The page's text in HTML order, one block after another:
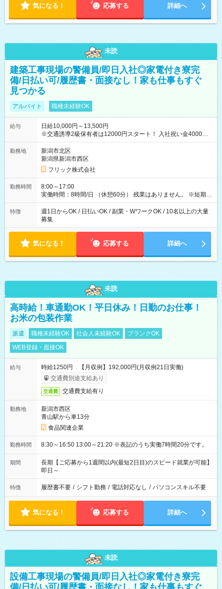
気になる！ 応募する 詳細へ
未読
建築工事現場の警備員/即日入社◎家電付き寮完
備/日払い可/履歴書・面接なし！家も仕事もすぐ
見つかる
アルバイト 職種未経験OK
給与
日給10,000円～13,500円
※交通誘導2級保有者は12000円スタート！ 入社祝い金4000円
【試用期間】試用期間なし
勤務地
新潟市北区
新潟県新潟市西区
フリック株式会社
勤務時間
8:00～17:00
実働時間：8時間/日 （休憩60分） 残業はありません。 ※短期の
募集は行っておりません。予めご了承くださいませ。
特徴
週1日からOK / 日払いOK / 副業・WワークOK / 10名以上の大量
募集
気になる！ 応募する 詳細へ
未読
高時給！車通勤OK！平日休み！日勤のお仕事！
お米の包装作業
派遣 職種未経験OK 社会人未経験OK
ブランクOK
WEB登録・面接OK
給与
時給1250円 【月収例】192,000円(月収例21日実働)
交通費別途支給あり
交通費 交通費支給有り
勤務地
新潟市西区
青山駅から車13分
食品関連企業
勤務時間 8:30～16:50 13:00～21:20 ※表記のうち実働7時間20分です。
期間
長期【ご応募から1週間以内(最短2日目)のスピード就業が可能】
即日～
特徴 履歴書不要 / シフト勤務 / 電話対応なし / パソコンスキル不要
気になる！ 応募する 詳細へ
未読
設備工事現場の警備員/即日入社◎家電付き寮完
備/日払い可/履歴書・面接なし！家も仕事もすぐ